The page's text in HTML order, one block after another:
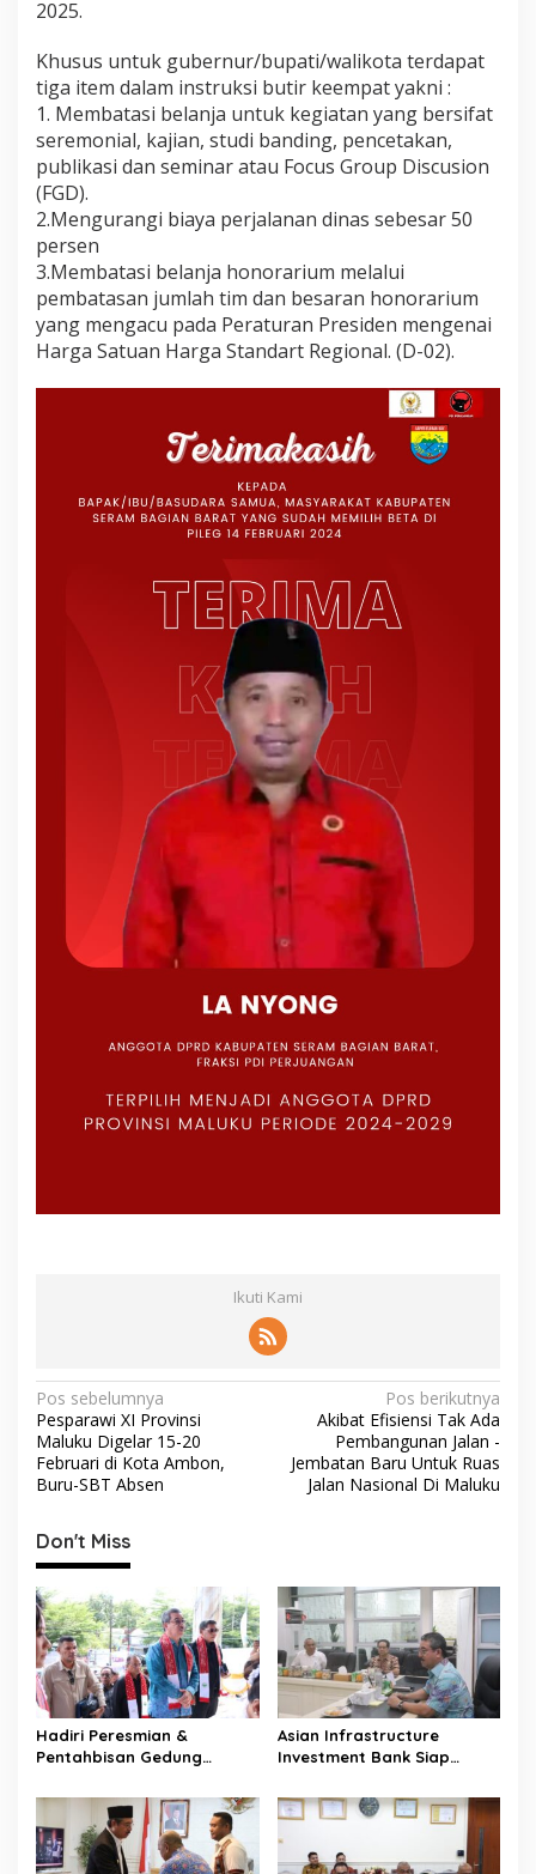
2025.
Khusus untuk gubernur/bupati/walikota terdapat
tiga item dalam instruksi butir keempat yakni :
1. Membatasi belanja untuk kegiatan yang bersifat
seremonial, kajian, studi banding, pencetakan,
publikasi dan seminar atau Focus Group Discusion
(FGD).
2.Mengurangi biaya perjalanan dinas sebesar 50
persen
3.Membatasi belanja honorarium melalui
pembatasan jumlah tim dan besaran honorarium
yang mengacu pada Peraturan Presiden mengenai
Harga Satuan Harga Standart Regional. (D-02).
Ikuti Kami
N
a
v
i
g
a
s
i
p
o
s
Pos sebelumnya
Pesparawi XI Provinsi
Maluku Digelar 15-20
Februari di Kota Ambon,
Buru-SBT Absen
Pos berikutnya
Akibat Efisiensi Tak Ada
Pembangunan Jalan -
Jembatan Baru Untuk Ruas
Jalan Nasional Di Maluku
Don't Miss
Hadiri Peresmian &
Pentahbisan Gedung
Asian Infrastructure
Investment Bank Siap
Fokus Kembangkan Sektor
Perikanan Maluku